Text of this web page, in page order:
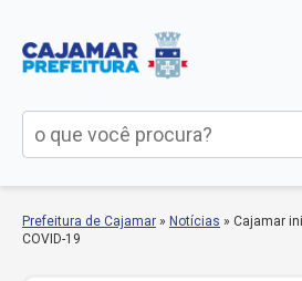
Prefeitura de Cajamar » Notícias » Cajamar
COVID-19